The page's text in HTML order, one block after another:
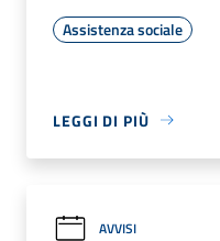
Assistenza sociale
LEGGI DI PIÙ
AVVISI